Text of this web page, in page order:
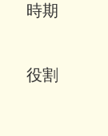
時期
役割